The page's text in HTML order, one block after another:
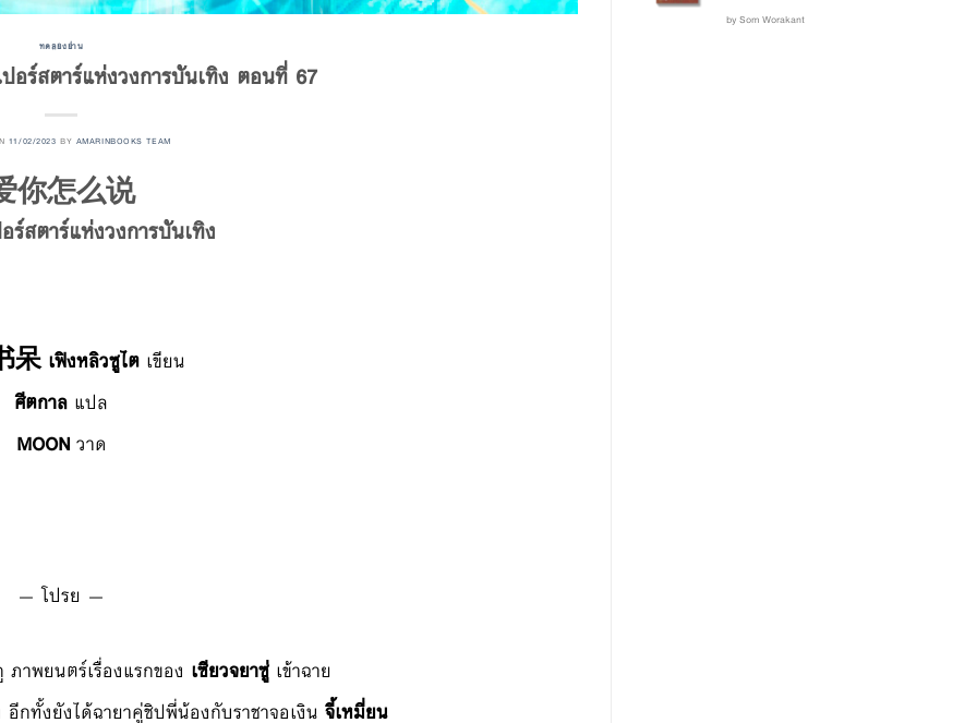
ทดลองอ่าน
อร์สตาร์แห่งวงการบันเทิง ตอนที่ 67
11/02/2023 BY AMARINBOOKS TEAM
你怎么说
ร์สตาร์แห่งวงการบันเทิง
เฟิงหลิวซูไต เขียน
ศีตกาล แปล
MOONวาด
— โปรย —
าพยนตร์เรื่องแรกของ เซียวจยาซู่ เข้าฉาย
กทั้งยังได้ฉายาคู่ชิปพี่น้องกับราชาจอเงิน จี้เหมี่ยน
Rated5out
by Som Worakant